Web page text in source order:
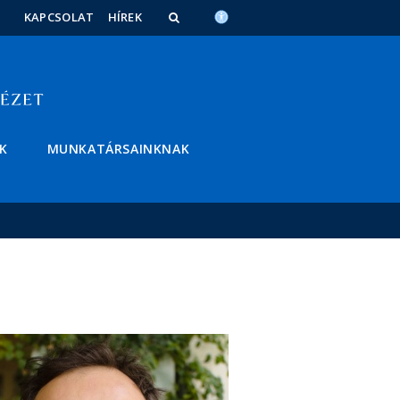
KAPCSOLAT HÍREK
MUNKATÁRSAINKNAK